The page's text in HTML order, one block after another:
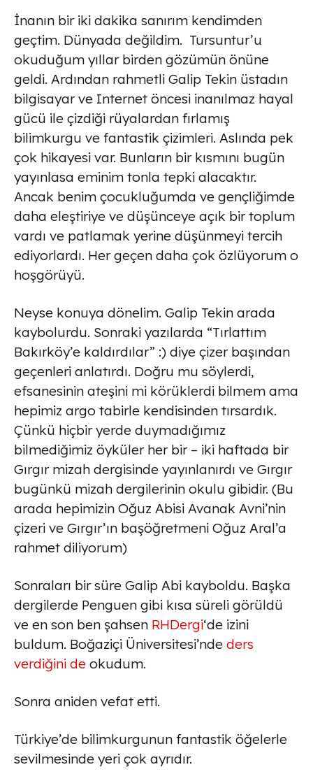
İnanın bir iki dakika sanırım kendimden
geçtim. Dünyada değildim. Tursuntur’u
okuduğum yıllar birden gözümün önüne
geldi. Ardından rahmetli Galip Tekin üstadın
bilgisayar ve Internet öncesi inanılmaz hayal
gücü ile çizdiği rüyalardan fırlamış
bilimkurgu ve fantastik çizimleri. Aslında pek
çok hikayesi var. Bunların bir kısmını bugün
yayınlasa eminim tonla tepki alacaktır.
Ancak benim çocukluğumda ve gençliğimde
daha eleştiriye ve düşünceye açık bir toplum
vardı ve patlamak yerine düşünmeyi tercih
ediyorlardı. Her geçen daha çok özlüyorum o
hoşgörüyü.
Neyse konuya dönelim. Galip Tekin arada
kaybolurdu. Sonraki yazılarda “Tırlattım
Bakırköy’e kaldırdılar” :) diye çizer başından
geçenleri anlatırdı. Doğru mu söylerdi,
efsanesinin ateşini mi körüklerdi bilmem ama
hepimiz argo tabirle kendisinden tırsardık.
Çünkü hiçbir yerde duymadığımız
bilmediğimiz öyküler her bir – iki haftada bir
Gırgır mizah dergisinde yayınlanırdı ve Gırgır
bugünkü mizah dergilerinin okulu gibidir. (Bu
arada hepimizin Oğuz Abisi Avanak Avni’nin
çizeri ve Gırgır’ın başöğretmeni Oğuz Aral’a
rahmet diliyorum)
Sonraları bir süre Galip Abi kayboldu. Başka
dergilerde Penguen gibi kısa süreli görüldü
ve en son ben şahsen RHDergi‘de izini
buldum. Boğaziçi Üniversitesi’nde ders
verdiğini de okudum.
Sonra aniden vefat etti.
Türkiye’de bilimkurgunun fantastik öğelerle
sevilmesinde yeri çok ayrıdır.